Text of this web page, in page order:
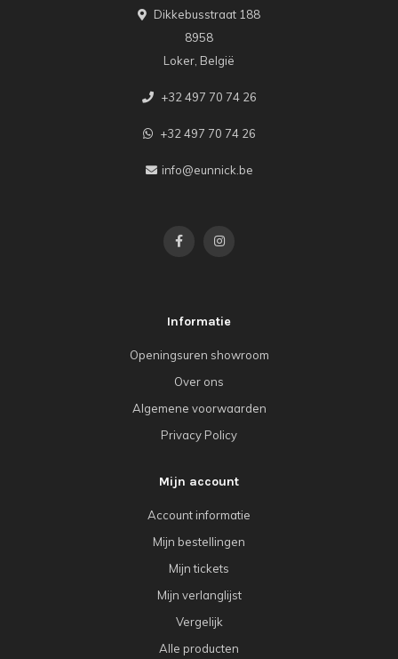
Dikkebusstraat 188
8958
Loker, België
+32 497 70 74 26
+32 497 70 74 26
info@eunnick.be
Informatie
Openingsuren showroom
Over ons
Algemene voorwaarden
Privacy Policy
Mijn account
Account informatie
Mijn bestellingen
Mijn tickets
Mijn verlanglijst
Vergelijk
Alle producten